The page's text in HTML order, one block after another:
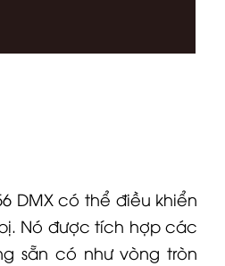
DMX có thể điều khiển
Nó được tích hợp các
sẵn có như vòng tròn